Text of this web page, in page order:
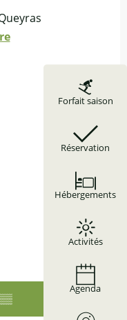
Forfait saison
Réservation
Hébergements
Activités
Agenda